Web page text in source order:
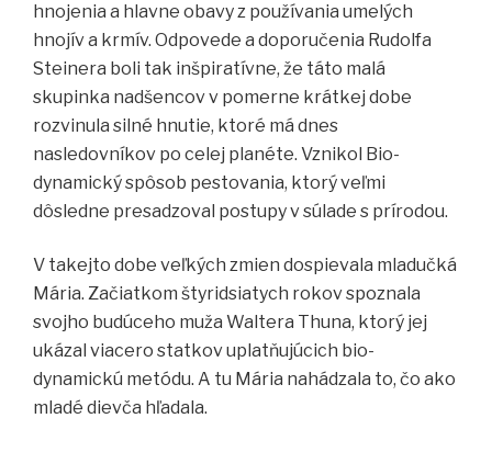
hnojenia a hlavne obavy z používania umelých
hnojív a krmív. Odpovede a doporučenia Rudolfa
Steinera boli tak inšpiratívne, že táto malá
skupinka nadšencov v pomerne krátkej dobe
rozvinula silné hnutie, ktoré má dnes
nasledovníkov po celej planéte. Vznikol Bio-
dynamický spôsob pestovania, ktorý veľmi
dôsledne presadzoval postupy v súlade s prírodou.
V takejto dobe veľkých zmien dospievala mladučká
Mária. Začiatkom štyridsiatych rokov spoznala
svojho budúceho muža Waltera Thuna, ktorý jej
ukázal viacero statkov uplatňujúcich bio-
dynamickú metódu. A tu Mária nahádzala to, čo ako
mladé dievča hľadala.